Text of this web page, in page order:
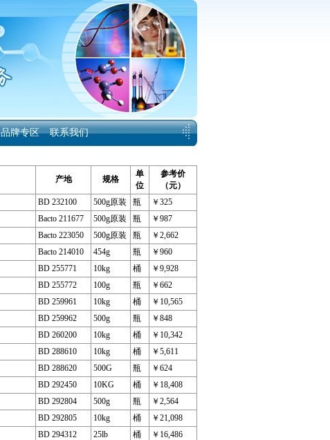
品牌专区 联系我们
产地 规格
单
位
参考价
（元）
BD 232100 500g原装 瓶
￥325
Bacto 211677 500g原装 瓶
￥987
Bacto 223050 500g原装 瓶
￥2,662
Bacto 214010 454g 瓶
￥960
BD 255771 10kg 桶
￥9,928
BD 255772 100g 瓶
￥662
BD 259961 10kg 桶
￥10,565
BD 259962 500g 瓶
￥848
BD 260200 10kg 桶
￥10,342
BD 288610 10kg 桶
￥5,611
BD 288620 500G 瓶
￥624
BD 292450 10KG 桶
￥18,408
BD 292804 500g 瓶
￥2,564
BD 292805 10kg 桶
￥21,098
BD 294312 25lb 桶
￥16,486